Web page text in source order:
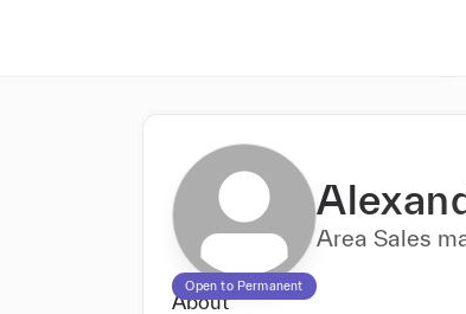
Open to Permanent
Area Sales
About